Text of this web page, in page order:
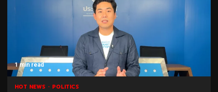
1 min read
HOT NEWS POLITICS